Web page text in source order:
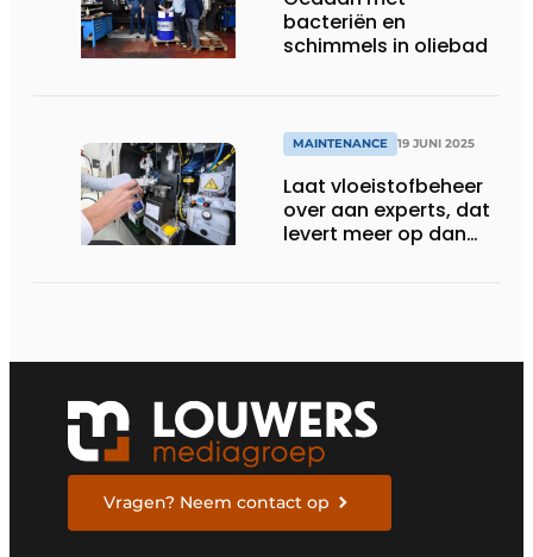
bacteriën en
schimmels in oliebad
MAINTENANCE 19 JUNI 2025
Laat vloeistofbeheer
over aan experts, dat
levert meer op dan
Vragen? Neem contact op